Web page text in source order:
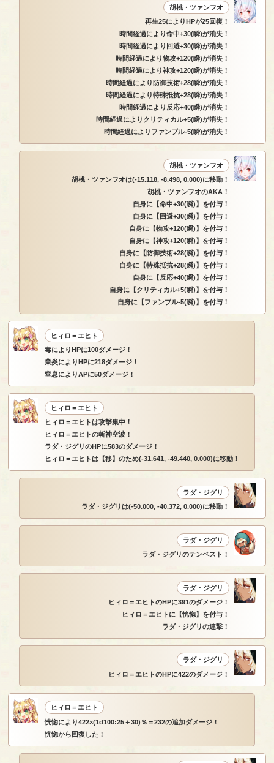
胡桃・ツァンフオ
再生25によりHPが25回復！
時間経過により命中+30(瞬)が消失！
時間経過により回避+30(瞬)が消失！
時間経過により物攻+120(瞬)が消失！
時間経過により神攻+120(瞬)が消失！
時間経過により防御技術+28(瞬)が消失！
時間経過により特殊抵抗+28(瞬)が消失！
時間経過により反応+40(瞬)が消失！
時間経過によりクリティカル+5(瞬)が消失！
時間経過によりファンブル-5(瞬)が消失！
胡桃・ツァンフオ
胡桃・ツァンフオは(-15.118, -8.498, 0.000)に移動！
胡桃・ツァンフオのAKA！
自身に【命中+30(瞬)】を付与！
自身に【回避+30(瞬)】を付与！
自身に【物攻+120(瞬)】を付与！
自身に【神攻+120(瞬)】を付与！
自身に【防御技術+28(瞬)】を付与！
自身に【特殊抵抗+28(瞬)】を付与！
自身に【反応+40(瞬)】を付与！
自身に【クリティカル+5(瞬)】を付与！
自身に【ファンブル-5(瞬)】を付与！
ヒィロ＝エヒト
毒によりHPに100ダメージ！
業炎によりHPに218ダメージ！
窒息によりAPに50ダメージ！
ヒィロ＝エヒト
ヒィロ＝エヒトは攻撃集中！
ヒィロ＝エヒトの斬神空波！
ラダ・ジグリのHPに583のダメージ！
ヒィロ＝エヒトは【移】のため(-31.641, -49.440, 0.000)に移動！
ラダ・ジグリ
ラダ・ジグリは(-50.000, -40.372, 0.000)に移動！
ラダ・ジグリ
ラダ・ジグリのテンペスト！
ラダ・ジグリ
ヒィロ＝エヒトのHPに391のダメージ！
ヒィロ＝エヒトに【恍惚】を付与！
ラダ・ジグリの連撃！
ラダ・ジグリ
ヒィロ＝エヒトのHPに422のダメージ！
ヒィロ＝エヒト
恍惚により422×(1d100:25＋30)％＝232の追加ダメージ！
恍惚から回復した！